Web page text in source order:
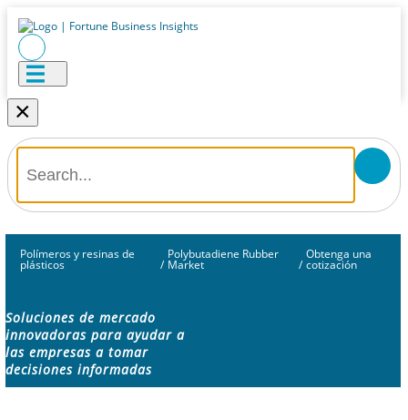
×
Polímeros y resinas de
plásticos /
Polybutadiene Rubber
Market /
Obtenga una
cotización
Soluciones de mercado
innovadoras para ayudar a
las empresas a tomar
decisiones informadas